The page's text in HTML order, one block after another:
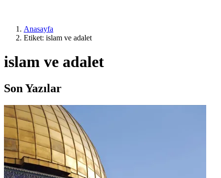
Anasayfa
Etiket: islam ve adalet
islam ve adalet
Son Yazılar